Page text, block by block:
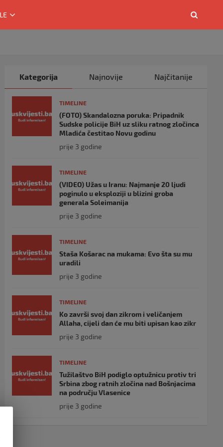
Kategorija Najnovije Najčitanije
TIMELINE
(FOTO) Skandalozna poruka: Pripadnik
Sudske policije BiH uz sliku ratnog zločinca
Mladića čestitao Novu godinu
prije 3 godine
TIMELINE
(VIDEO) Užas u Iranu: Najmanje 20 ljudi
poginulo u eksploziji u blizini groba
generala Soleimanija
prije 3 godine
TIMELINE
Staša Košarac na mukama: Evo šta su mu
uradili
prije 3 godine
TIMELINE
Ko završi svoj dan zikrom i veličanjem
Allaha, cijeli dan će mu biti upisan kao zikr
prije 3 godine
TIMELINE
Tužilaštvo BiH podiglo optužnicu protiv tri
Srbina zbog ratnih zločina nad Bošnjacima
na području Vlasenice
prije 3 godine